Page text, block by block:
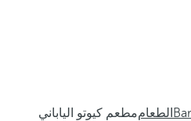
الطعاممطعم كيوتو الياباني